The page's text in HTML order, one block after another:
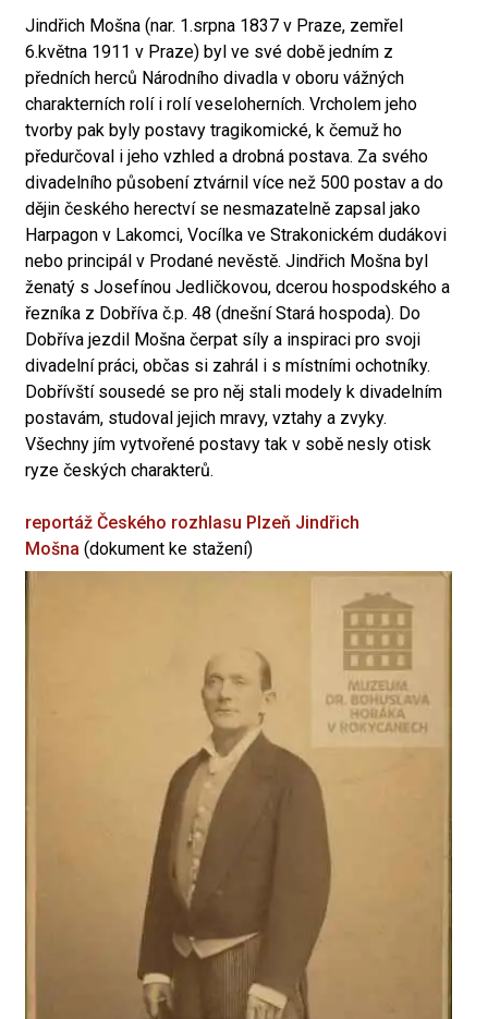
Jindřich Mošna (nar. 1.srpna 1837 v Praze, zemřel
6.května 1911 v Praze) byl ve své době jedním z
předních herců Národního divadla v oboru vážných
charakterních rolí i rolí veseloherních. Vrcholem jeho
tvorby pak byly postavy tragikomické, k čemuž ho
předurčoval i jeho vzhled a drobná postava. Za svého
divadelního působení ztvárnil více než 500 postav a do
dějin českého herectví se nesmazatelně zapsal jako
Harpagon v Lakomci, Vocílka ve Strakonickém dudákovi
nebo principál v Prodané nevěstě. Jindřich Mošna byl
ženatý s Josefínou Jedličkovou, dcerou hospodského a
řezníka z Dobříva č.p. 48 (dnešní Stará hospoda). Do
Dobříva jezdil Mošna čerpat síly a inspiraci pro svoji
divadelní práci, občas si zahrál i s místními ochotníky.
Dobřívští sousedé se pro něj stali modely k divadelním
postavám, studoval jejich mravy, vztahy a zvyky.
Všechny jím vytvořené postavy tak v sobě nesly otisk
ryze českých charakterů.
reportáž Českého rozhlasu Plzeň Jindřich
Mošna (dokument ke stažení)